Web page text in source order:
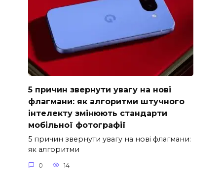
5 причин звернути увагу на нові
флагмани: як алгоритми штучного
інтелекту змінюють стандарти
мобільної фотографії
5 причин звернути увагу на нові флагмани:
як алгоритми
0 14